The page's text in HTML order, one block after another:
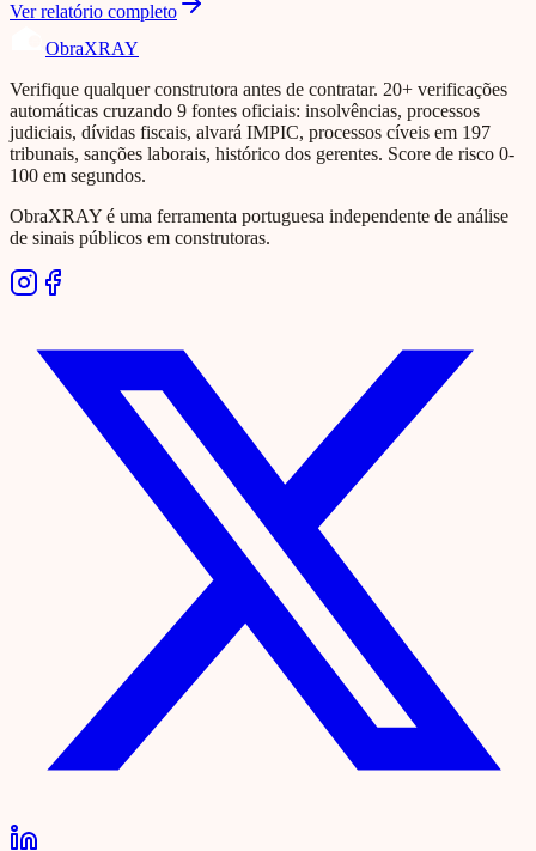
Ver relatório completo
ObraXRAY
Verifique qualquer construtora antes de contratar. 20+ verificações
automáticas cruzando 9 fontes oficiais: insolvências, processos
judiciais, dívidas fiscais, alvará IMPIC, processos cíveis em 197
tribunais, sanções laborais, histórico dos gerentes. Score de risco 0-
100 em segundos.
ObraXRAY é uma ferramenta portuguesa independente de análise
de sinais públicos em construtoras.